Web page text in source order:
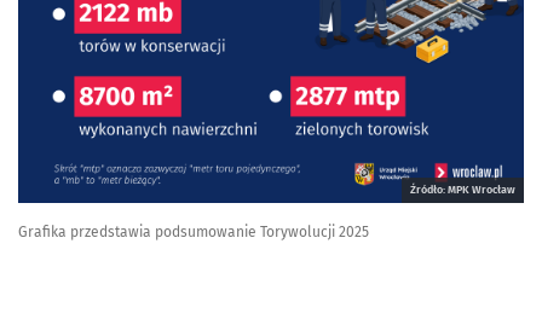
Źródło: MPK Wrocław
Grafika przedstawia podsumowanie Torywolucji 2025